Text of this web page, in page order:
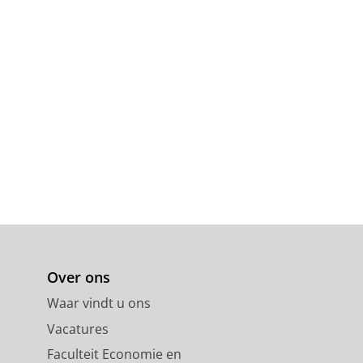
Over ons
Waar vindt u ons
Vacatures
Faculteit Economie en